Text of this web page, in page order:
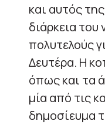
και αυτός
διάρκεια του
πολυτελούς
Δευτέρα. Η
όπως και τα
μία από τις
δημοσίευμα